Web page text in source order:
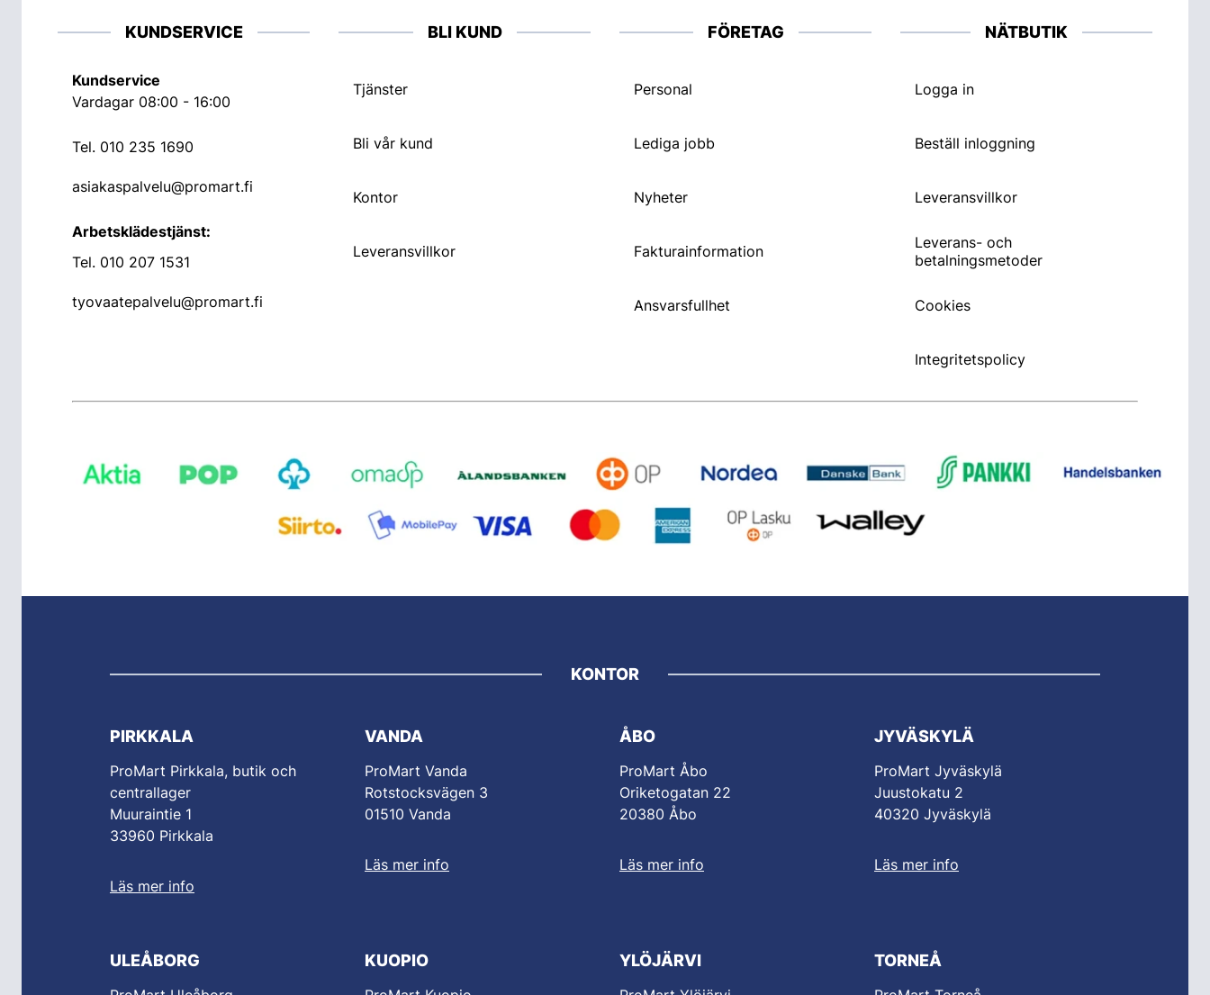
KUNDSERVICE
Kundservice
Vardagar 08:00 - 16:00
Tel. 010 235 1690
asiakaspalvelu@promart.fi
Arbetsklädestjänst:
Tel. 010 207 1531
tyovaatepalvelu@promart.fi
BLI KUND
Tjänster
Bli vår kund
Kontor
Leveransvillkor
FÖRETAG
Personal
Lediga jobb
Nyheter
Fakturainformation
Ansvarsfullhet
NÄTBUTIK
Logga in
Beställ inloggning
Leveransvillkor
Leverans- och
betalningsmetoder
Cookies
Integritetspolicy
KONTOR
PIRKKALA
ProMart Pirkkala, butik och
centrallager
Muuraintie 1
33960 Pirkkala
Läs mer info
VANDA
ProMart Vanda
Rotstocksvägen 3
01510 Vanda
Läs mer info
ÅBO
ProMart Åbo
Oriketogatan 22
20380 Åbo
Läs mer info
JYVÄSKYLÄ
ProMart Jyväskylä
Juustokatu 2
40320 Jyväskylä
Läs mer info
ULEÅBORG KUOPIO YLÖJÄRVI TORNEÅ